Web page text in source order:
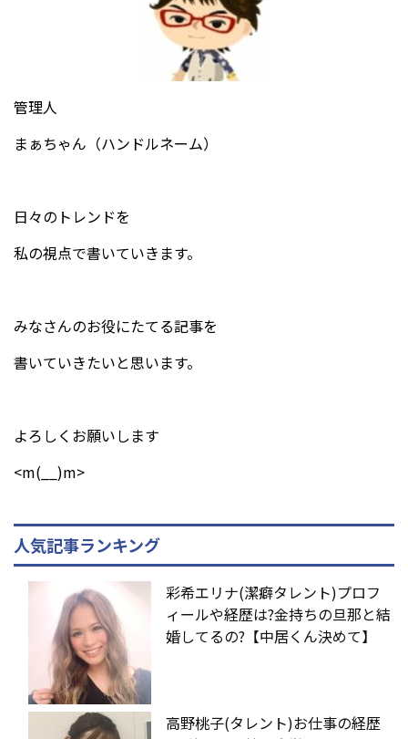
管理人
まぁちゃん（ハンドルネーム）
日々のトレンドを
私の視点で書いていきます。
みなさんのお役にたてる記事を
書いていきたいと思います。
よろしくお願いします
<m(__)m>
人気記事ランキング
彩希エリナ(潔癖タレント)プロフ
ィールや経歴は?金持ちの旦那と結
婚してるの?【中居くん決めて】
高野桃子(タレント)お仕事の経歴